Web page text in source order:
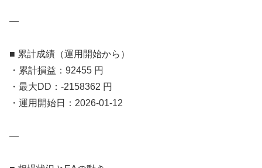
—
■ 累計成績（運用開始から）
・累計損益：92455 円
・最大DD：-2158362 円
・運用開始日：2026-01-12
—